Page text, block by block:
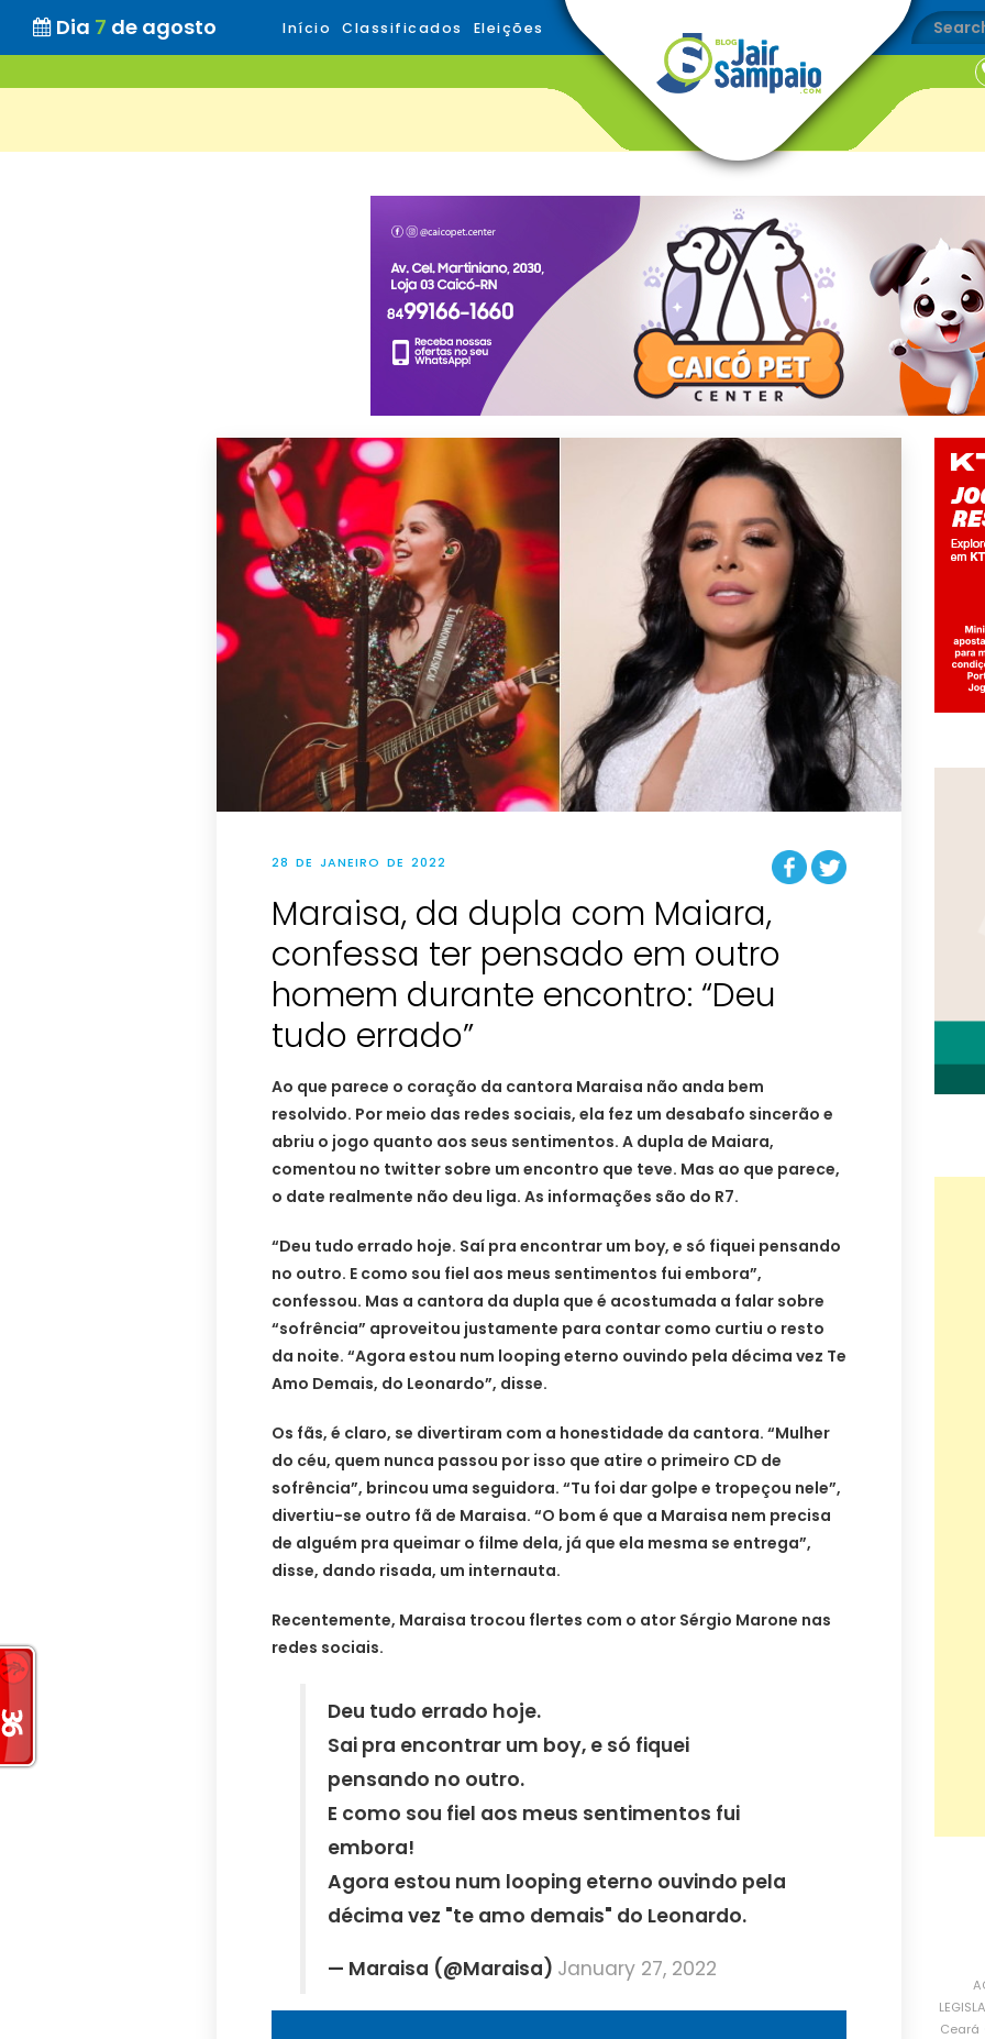
Dia 7 de agosto Início Classificados Eleições
28 DE JANEIRO DE 2022
Maraisa, da dupla com Maiara,
confessa ter pensado em outro
homem durante encontro: “Deu
tudo errado”
Ao que parece o coração da cantora Maraisa não anda bem
resolvido. Por meio das redes sociais, ela fez um desabafo sincerão e
abriu o jogo quanto aos seus sentimentos. A dupla de Maiara,
comentou no twitter sobre um encontro que teve. Mas ao que parece,
o date realmente não deu liga. As informações são do R7.
“Deu tudo errado hoje. Saí pra encontrar um boy, e só fiquei pensando
no outro. E como sou fiel aos meus sentimentos fui embora”,
confessou. Mas a cantora da dupla que é acostumada a falar sobre
“sofrência” aproveitou justamente para contar como curtiu o resto
da noite. “Agora estou num looping eterno ouvindo pela décima vez Te
Amo Demais, do Leonardo”, disse.
Os fãs, é claro, se divertiram com a honestidade da cantora. “Mulher
do céu, quem nunca passou por isso que atire o primeiro CD de
sofrência”, brincou uma seguidora. “Tu foi dar golpe e tropeçou nele”,
divertiu-se outro fã de Maraisa. “O bom é que a Maraisa nem precisa
de alguém pra queimar o filme dela, já que ela mesma se entrega”,
disse, dando risada, um internauta.
Recentemente, Maraisa trocou flertes com o ator Sérgio Marone nas
redes sociais.
Deu tudo errado hoje.
Sai pra encontrar um boy, e só fiquei
pensando no outro.
E como sou fiel aos meus sentimentos fui
embora!
Agora estou num looping eterno ouvindo pela
décima vez "te amo demais" do Leonardo.
— Maraisa (@Maraisa) January 27, 2022
Ceará